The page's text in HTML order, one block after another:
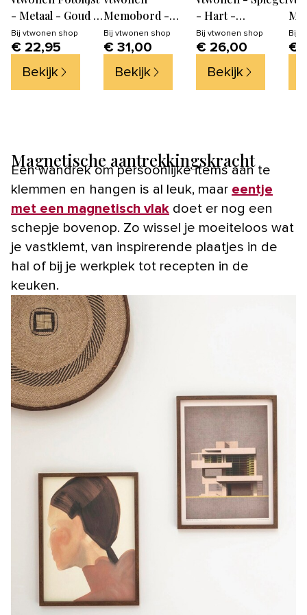
- Metaal - Goud -
21x26.5x0.8cm
Bij vtwonen shop
€ 22,95
Bekijk
Memobord -
Metaal - Zwart -
51x51x2cm
Bij vtwonen shop
€ 31,00
Bekijk
- Hart -
Zandkleur -
Ø30cm
Bij vtwonen shop
€ 26,00
Bekijk
Bij
€
Magnetische aantrekkingskracht
Een wandrek om persoonlijke items aan te
klemmen en hangen is al leuk, maar eentje
met een magnetisch vlak doet er nog een
schepje bovenop. Zo wissel je moeiteloos wat
je vastklemt, van inspirerende plaatjes in de
hal of bij je werkplek tot recepten in de
keuken.